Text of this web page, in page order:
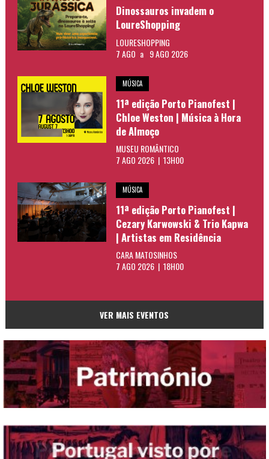
Dinossauros invadem o
LoureShopping
LOURESHOPPING
7 AGO a 9 AGO 2026
MÚSICA
11ª edição Porto Pianofest |
Chloe Weston | Música à Hora
de Almoço
MUSEU ROMÂNTICO
7 AGO 2026 | 13H00
MÚSICA
11ª edição Porto Pianofest |
Cezary Karwowski & Trio Kapwa
| Artistas em Residência
CARA MATOSINHOS
7 AGO 2026 | 18H00
VER MAIS EVENTOS